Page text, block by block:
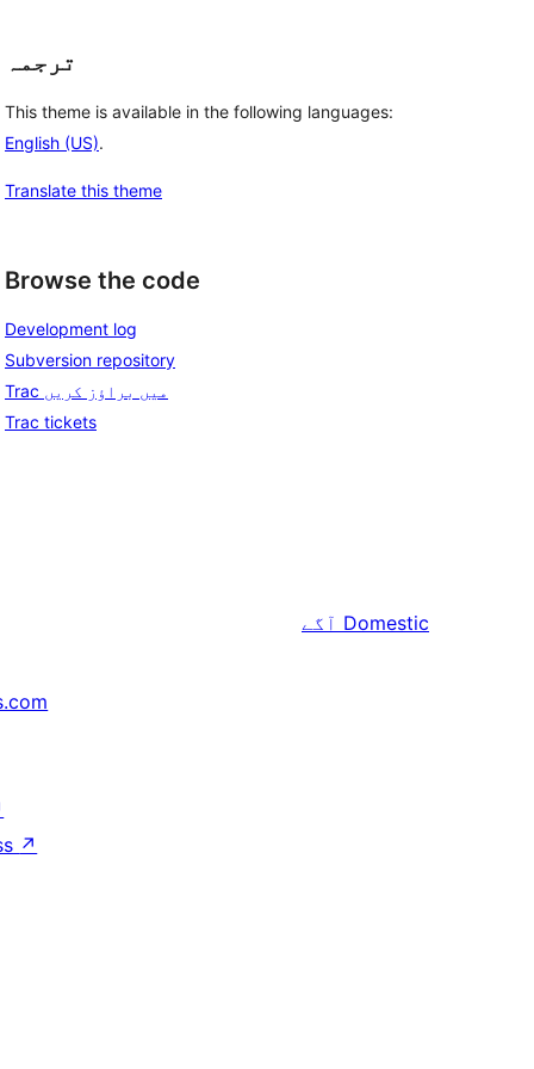
ترجمہ
This theme is available in the following languages:
English (US).
Translate this theme
Browse the code
Development log
Subversion repository
Trac میں براؤز کریں
Trac tickets
آگے Domestic
↗